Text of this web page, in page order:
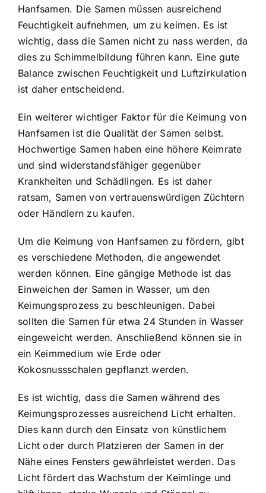
Hanfsamen. Die Samen müssen ausreichend
Feuchtigkeit aufnehmen, um zu keimen. Es ist
wichtig, dass die Samen nicht zu nass werden, da
dies zu Schimmelbildung führen kann. Eine gute
Balance zwischen Feuchtigkeit und Luftzirkulation
ist daher entscheidend.
Ein weiterer wichtiger Faktor für die Keimung von
Hanfsamen ist die Qualität der Samen selbst.
Hochwertige Samen haben eine höhere Keimrate
und sind widerstandsfähiger gegenüber
Krankheiten und Schädlingen. Es ist daher
ratsam, Samen von vertrauenswürdigen Züchtern
oder Händlern zu kaufen.
Um die Keimung von Hanfsamen zu fördern, gibt
es verschiedene Methoden, die angewendet
werden können. Eine gängige Methode ist das
Einweichen der Samen in Wasser, um den
Keimungsprozess zu beschleunigen. Dabei
sollten die Samen für etwa 24 Stunden in Wasser
eingeweicht werden. Anschließend können sie in
ein Keimmedium wie Erde oder
Kokosnussschalen gepflanzt werden.
Es ist wichtig, dass die Samen während des
Keimungsprozesses ausreichend Licht erhalten.
Dies kann durch den Einsatz von künstlichem
Licht oder durch Platzieren der Samen in der
Nähe eines Fensters gewährleistet werden. Das
Licht fördert das Wachstum der Keimlinge und